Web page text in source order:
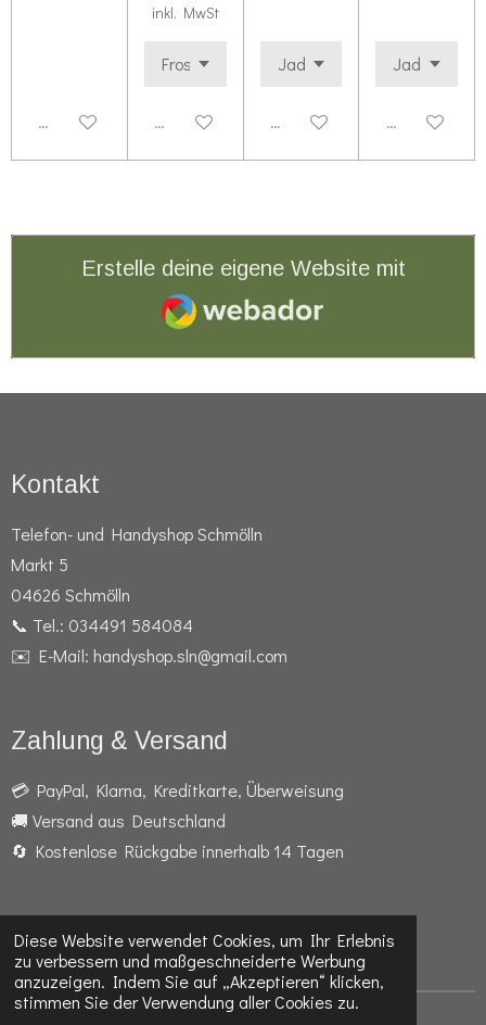
Diese Website verwendet Cookies, um Ihr Erlebnis
zu verbessern und maßgeschneiderte Werbung
anzuzeigen. Indem Sie auf „Akzeptieren“ klicken,
stimmen Sie der Verwendung aller Cookies zu.
Deaktiviert
inkl. MwSt
Deaktiviert Deaktiviert Deaktiviert
Erstelle deine eigene Website mit
Webador
Kontakt
Telefon- und Handyshop Schmölln
Markt 5
04626 Schmölln
📞 Tel.: 034491 584084
✉️ E-Mail: handyshop.sln@gmail.com
Zahlung & Versand
💳 PayPal, Klarna, Kreditkarte, Überweisung
🚚 Versand aus Deutschland
🔄 Kostenlose Rückgabe innerhalb 14 Tagen
F
a
c
e
I
n
s
t
W
h
a
t
© 2024 - 2026 Telefon- und Handyshop Schmölln